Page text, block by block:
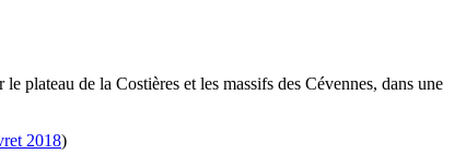
plateau de la Costières et les massifs des Cévennes, dans une
2018)